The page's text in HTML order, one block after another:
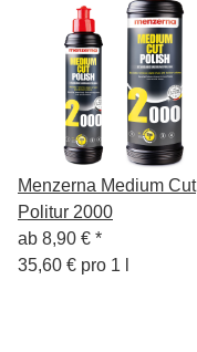
Menzerna Medium Cut
Politur 2000
ab 8,90 € *
35,60 € pro 1 l